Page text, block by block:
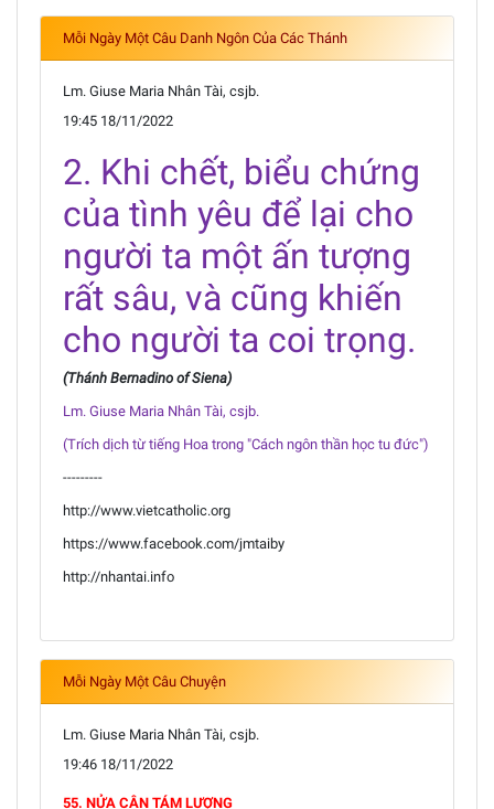
Mỗi Ngày Một Câu Danh Ngôn Của Các Thánh
Lm. Giuse Maria Nhân Tài, csjb.
19:45 18/11/2022
2. Khi chết, biểu chứng
của tình yêu để lại cho
người ta một ấn tượng
rất sâu, và cũng khiến
cho người ta coi trọng.
(Thánh Bernadino of Siena)
Lm. Giuse Maria Nhân Tài, csjb.
(Trích dịch từ tiếng Hoa trong "Cách ngôn thần học tu đức")
---------
http://www.vietcatholic.org
https://www.facebook.com/jmtaiby
http://nhantai.info
Mỗi Ngày Một Câu Chuyện
Lm. Giuse Maria Nhân Tài, csjb.
19:46 18/11/2022
55. NỬA CÂN TÁM LƯỢNG